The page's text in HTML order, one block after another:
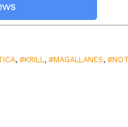
,#KRILL,#MAGALLANES,